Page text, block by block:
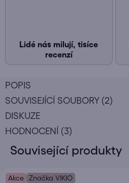
Lidé nás milují, tisíce
recenzí
POPIS
SOUVISEJÍCÍ SOUBORY (2)
DISKUZE
HODNOCENÍ (3)
Související produkty
Akce Značka VIKIO